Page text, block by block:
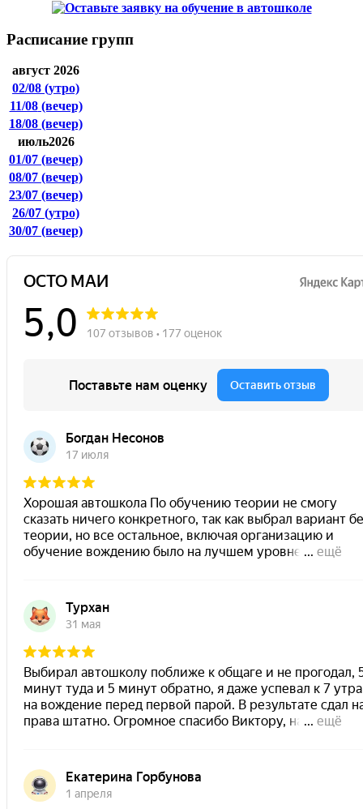
Расписание групп
август 2026
02/08 (утро)
11/08(вечер)
18/08 (вечер)
июль2026
01/07 (вечер)
08/07 (вечер)
23/07 (вечер)
26/07 (утро)
30/07 (вечер)